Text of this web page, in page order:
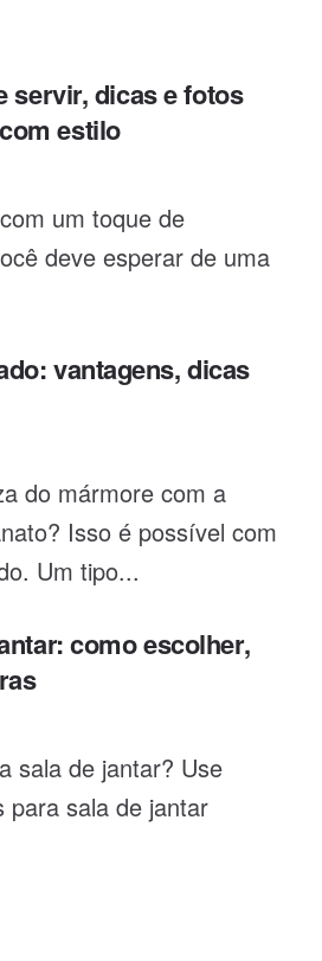
servir, dicas e fotos
estilo
um toque de
deve esperar de uma
vantagens, dicas
do mármore com a
Isso é possível com
Um tipo...
como escolher,
sala de jantar? Use
para sala de jantar